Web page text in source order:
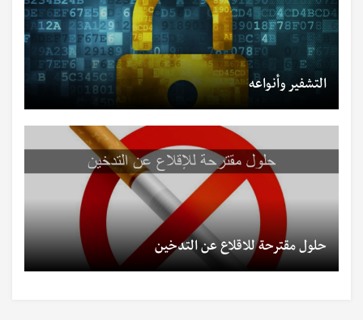
التشفير وأنواعه
حلول مقترحة للاقلاع عن التدخين